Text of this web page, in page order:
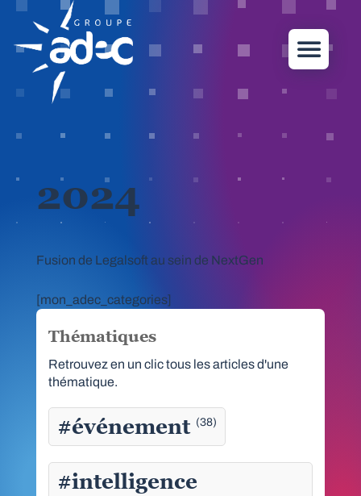
2024
Fusion de Legalsoft au sein de NextGen
[mon_adec_categories]
Thématiques
Retrouvez en un clic tous les articles d'une
thématique.
#événement (38)
#intelligence